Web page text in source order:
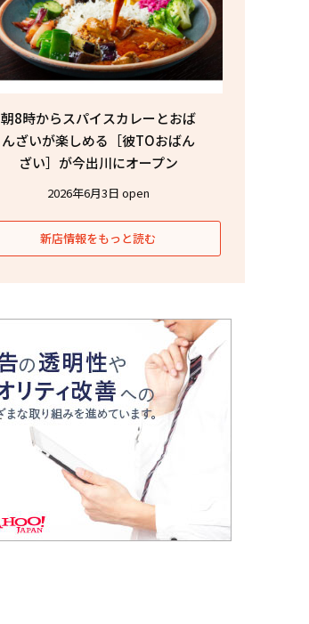
朝8時からスパイスカレーとおば
んざいが楽しめる［彼TOおばん
ざい］が今出川にオープン
2026年6月3日 open
新店情報をもっと読む